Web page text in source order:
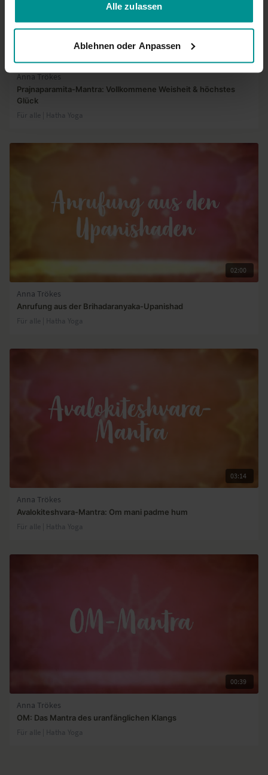
Alle zulassen
Ablehnen oder Anpassen
Anna Trökes
Prajnaparamita-Mantra: Vollkommene Weisheit & höchstes
Glück
Für alle | Hatha Yoga
02:00
Anna Trökes
Anrufung aus der Brihadaranyaka-Upanishad
Für alle | Hatha Yoga
03:14
Anna Trökes
Avalokiteshvara-Mantra: Om mani padme hum
Für alle | Hatha Yoga
00:39
Anna Trökes
OM: Das Mantra des uranfänglichen Klangs
Für alle | Hatha Yoga